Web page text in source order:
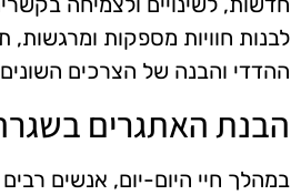
לבנות חוויות מספקות
ההדדי והבנה של הצרכים
הבנת האתגרים
במהלך חיי היום-יום, אנשים